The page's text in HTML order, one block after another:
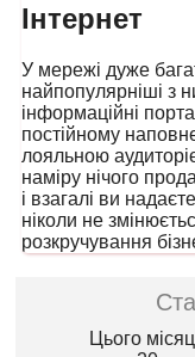
Інтернет
У мережі дуже
найпопулярніші з
інформаційні
постійному
лояльною
наміру нічого
і взагалі ви
ніколи не
розкручування
Цього